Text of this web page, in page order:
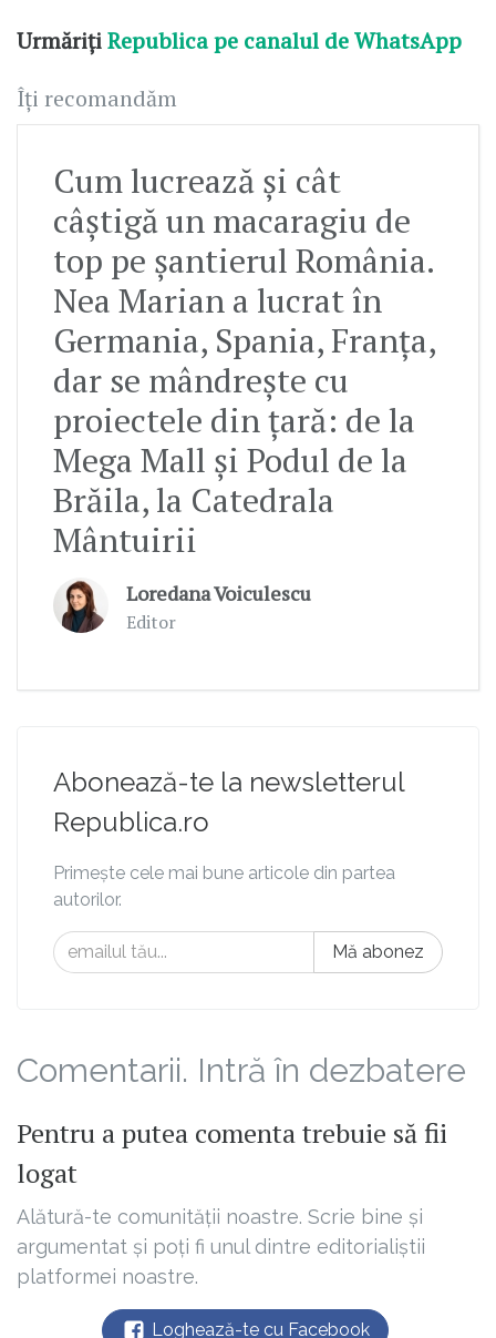
UrmărițiRepublica pe canalul de WhatsApp
Îți recomandăm
Cum lucrează și cât
câștigă un macaragiu de
top pe șantierul România.
Nea Marian a lucrat în
Germania, Spania, Franța,
dar se mândrește cu
proiectele din țară: de la
Mega Mall și Podul de la
Brăila, la Catedrala
Mântuirii
Loredana Voiculescu
Editor
Abonează-te la newsletterul
Republica.ro
Primește cele mai bune articole din partea
autorilor.
Mă abonez
Comentarii. Intră în dezbatere
Pentru a putea comenta trebuie să fii
logat
Alătură-te comunității noastre. Scrie bine și
argumentat și poți fi unul dintre editorialiștii
platformei noastre.
Loghează-te cu Facebook